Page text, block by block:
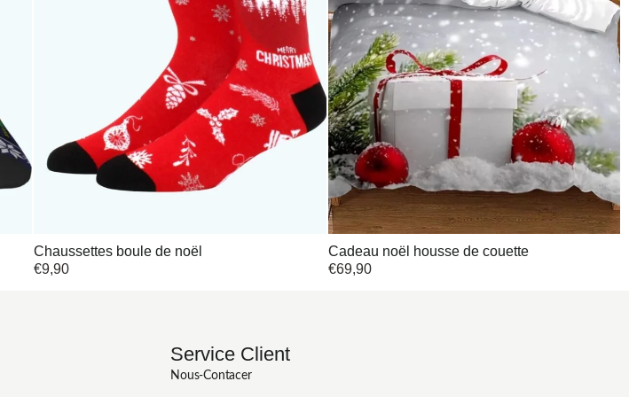
Chaussettes boule de noël
€9,90
Cadeau noël housse de couette
€69,90
Service Client
Nous-Contacer